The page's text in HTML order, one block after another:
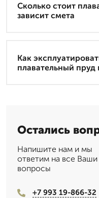
Сколько стоит
зависит смета
Как
плавательный пруд
Остались
Напишите нам и мы
ответим на все Ваши
вопросы
+7 993 19-866-32